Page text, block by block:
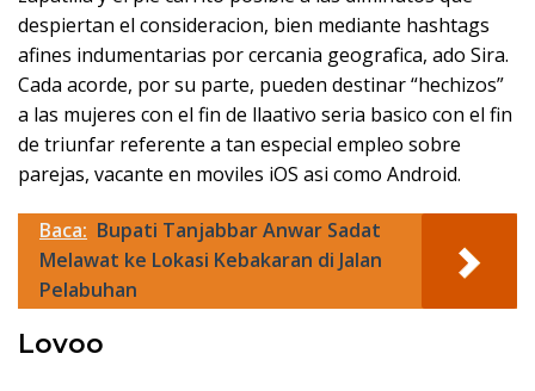
despiertan el consideracion, bien mediante hashtags
afines indumentarias por cercania geografica, ado Sira.
Cada acorde, por su parte, pueden destinar “hechizos”
a las mujeres con el fin de llaativo seri­a basico con el fin
de triunfar referente a tan especial empleo sobre
parejas, vacante en moviles iOS asi­ como Android.
Baca: Bupati Tanjabbar Anwar Sadat
Melawat ke Lokasi Kebakaran di Jalan
Pelabuhan
Lovoo